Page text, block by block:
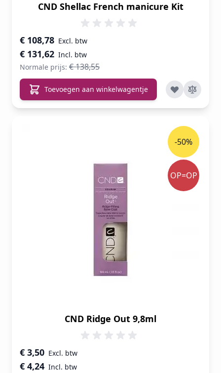
CND Shellac French manicure Kit
Speciale prijs
€ 131,62
€ 108,78
Normale prijs: € 138,55
Toevoegen aan winkelwagentje
CND Ridge Out 9,8ml
Speciale prijs
€ 4,24
€ 3,50
-50%
OP=OP